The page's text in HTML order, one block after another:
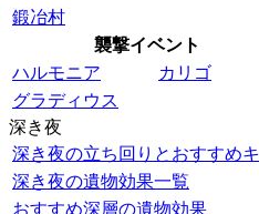
鍛冶村
襲撃イベント
ハルモニア
カリゴ
グラディウス
深き夜
深き夜の立ち回りとおすすめ
深き夜の遺物効果一覧
おすすめ深層の遺物効果